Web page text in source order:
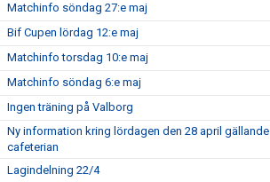
Matchinfo söndag 27:e maj
Bif Cupen lördag 12:e maj
Matchinfo torsdag 10:e maj
Matchinfo söndag 6:e maj
Ingen träning på Valborg
Ny information kring lördagen den 28 april gällande
cafeterian
Lagindelning 22/4